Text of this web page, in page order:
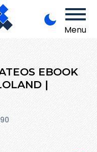
Menu
EBOOK
|